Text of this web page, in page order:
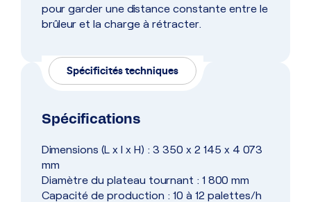
pour garder une distance constante entre le
brûleur et la charge à rétracter.
Spécificités techniques
Spécifications
Dimensions (L x l x H) : 3 350 x 2 145 x 4 073
mm
Diamètre du plateau tournant : 1 800 mm
Capacité de production : 10 à 12 palettes/h